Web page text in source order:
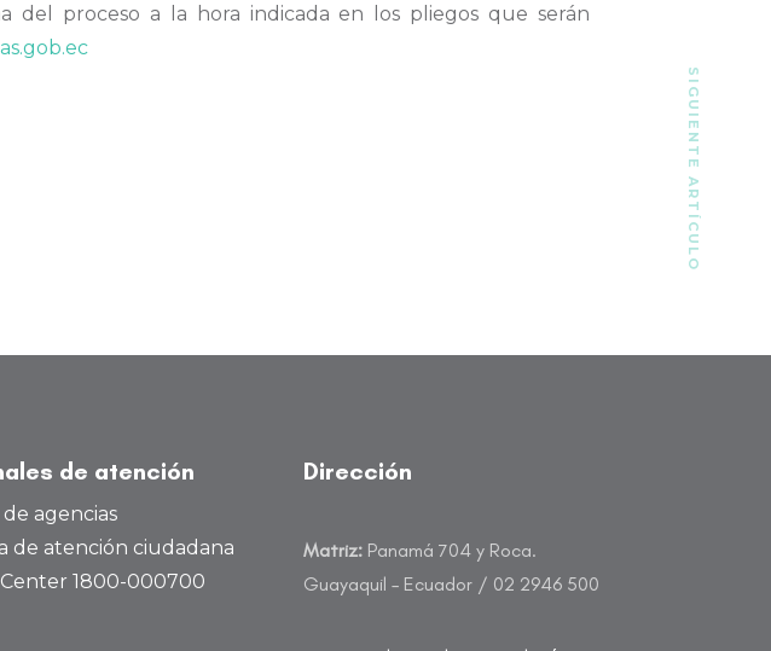
del proceso a la hora indicada en los pliegos que serán
SIGUIENTE ARTÍCULO
de atención
agencias
de atención ciudadana
1800-000700
Dirección
Matriz: Panamá 704 y Roca.
Guayaquil – Ecuador / 02 2946 500